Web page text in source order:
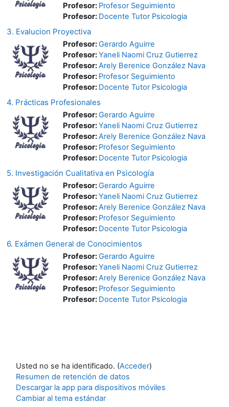
Profesor: Profesor Seguimiento
Profesor: Docente Tutor Psicologia
3. Evalucion Proyectiva
Profesor:Gerardo Aguirre
Profesor:Yaneli Naomi Cruz Gutierrez
Profesor:Arely Berenice González Nava
Profesor: Profesor Seguimiento
Profesor: Docente Tutor Psicologia
4. Prácticas Profesionales
Profesor:Gerardo Aguirre
Profesor:Yaneli Naomi Cruz Gutierrez
Profesor:Arely Berenice González Nava
Profesor: Profesor Seguimiento
Profesor: Docente Tutor Psicologia
5. Investigación Cualitativa en Psicología
Profesor:Gerardo Aguirre
Profesor:Yaneli Naomi Cruz Gutierrez
Profesor:Arely Berenice González Nava
Profesor: Profesor Seguimiento
Profesor: Docente Tutor Psicologia
6. Exámen General de Conocimientos
Profesor:Gerardo Aguirre
Profesor:Yaneli Naomi Cruz Gutierrez
Profesor:Arely Berenice González Nava
Profesor: Profesor Seguimiento
Profesor: Docente Tutor Psicologia
Usted no se ha identificado. (Acceder)
Resumen de retención de datos
Descargar la app para dispositivos móviles
Cambiar al tema estándar